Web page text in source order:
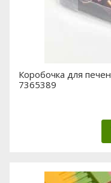
Коробочка для
7365389